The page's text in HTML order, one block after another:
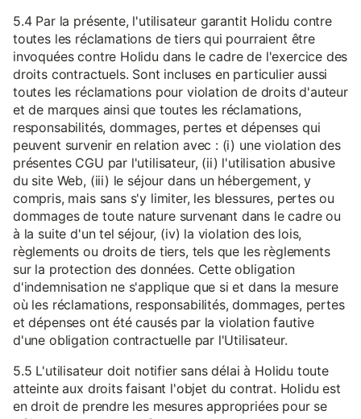
5.4 Par la présente, l'utilisateur garantit Holidu contre
toutes les réclamations de tiers qui pourraient être
invoquées contre Holidu dans le cadre de l'exercice des
droits contractuels. Sont incluses en particulier aussi
toutes les réclamations pour violation de droits d'auteur
et de marques ainsi que toutes les réclamations,
responsabilités, dommages, pertes et dépenses qui
peuvent survenir en relation avec : (i) une violation des
présentes CGU par l'utilisateur, (ii) l'utilisation abusive
du site Web, (iii) le séjour dans un hébergement, y
compris, mais sans s'y limiter, les blessures, pertes ou
dommages de toute nature survenant dans le cadre ou
à la suite d'un tel séjour, (iv) la violation des lois,
règlements ou droits de tiers, tels que les règlements
sur la protection des données. Cette obligation
d'indemnisation ne s'applique que si et dans la mesure
où les réclamations, responsabilités, dommages, pertes
et dépenses ont été causés par la violation fautive
d'une obligation contractuelle par l'Utilisateur.
5.5 L'utilisateur doit notifier sans délai à Holidu toute
atteinte aux droits faisant l'objet du contrat. Holidu est
en droit de prendre les mesures appropriées pour se